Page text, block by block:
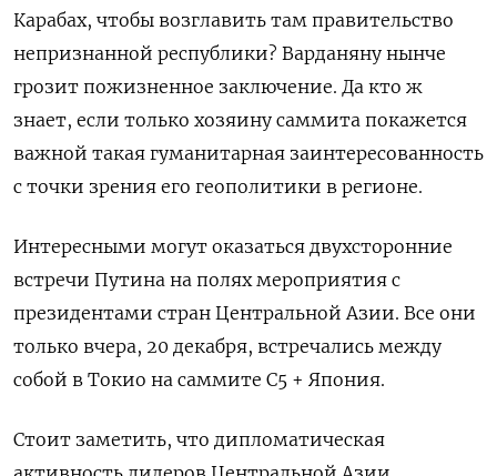
Карабах, чтобы возглавить там правительство
непризнанной республики? Варданяну нынче
грозит пожизненное заключение. Да кто ж
знает, если только хозяину саммита покажется
важной такая гуманитарная заинтересованность
с точки зрения его геополитики в регионе.
Интересными могут оказаться двухсторонние
встречи Путина на полях мероприятия с
президентами стран Центральной Азии. Все они
только вчера, 20 декабря, встречались между
собой в Токио на саммите С5 + Япония.
Стоит заметить, что дипломатическая